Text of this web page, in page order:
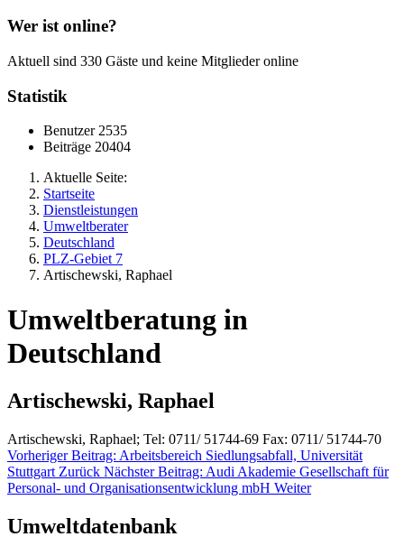
Wer ist online?
Aktuell sind 330 Gäste und keine Mitglieder online
Statistik
Benutzer2535
Beiträge 20404
Aktuelle Seite:
Startseite
Dienstleistungen
Umweltberater
Deutschland
PLZ-Gebiet 7
Artischewski, Raphael
Umweltberatung in
Deutschland
Artischewski, Raphael
Artischewski, Raphael; Tel: 0711/ 51744-69 Fax: 0711/ 51744-70
Vorheriger Beitrag: Arbeitsbereich Siedlungsabfall, Universität
Stuttgart Zurück Nächster Beitrag: Audi Akademie Gesellschaft für
Personal- und Organisationsentwicklung mbH Weiter
Umweltdatenbank